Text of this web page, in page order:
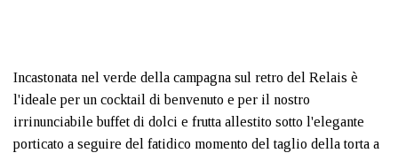
Incastonata nel verde della campagna sul retro del Relais è
l'ideale per un cocktail di benvenuto e per il nostro
irrinunciabile buffet di dolci e frutta allestito sotto l'elegante
porticato a seguire del fatidico momento del taglio della torta a